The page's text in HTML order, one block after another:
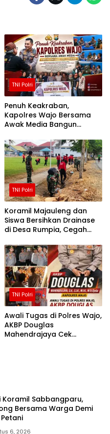
TNI Polri
Penuh Keakraban,
Kapolres Wajo Bersama
Awak Media Bangun
TNI Polri
Koramil Majauleng dan
Siswa Bersihkan Drainase
di Desa Rumpia, Cegah
TNI Polri
Awali Tugas di Polres Wajo,
AKBP Douglas
Mahendrajaya Cek
Koramil Sabbangparu,
Bersama Warga Demi
6, 2026